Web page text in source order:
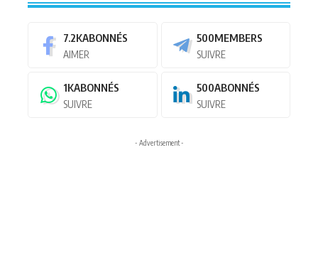
7.2KABONNÉS
AIMER
500MEMBERS
SUIVRE
1KABONNÉS
SUIVRE
500ABONNÉS
SUIVRE
- Advertisement -